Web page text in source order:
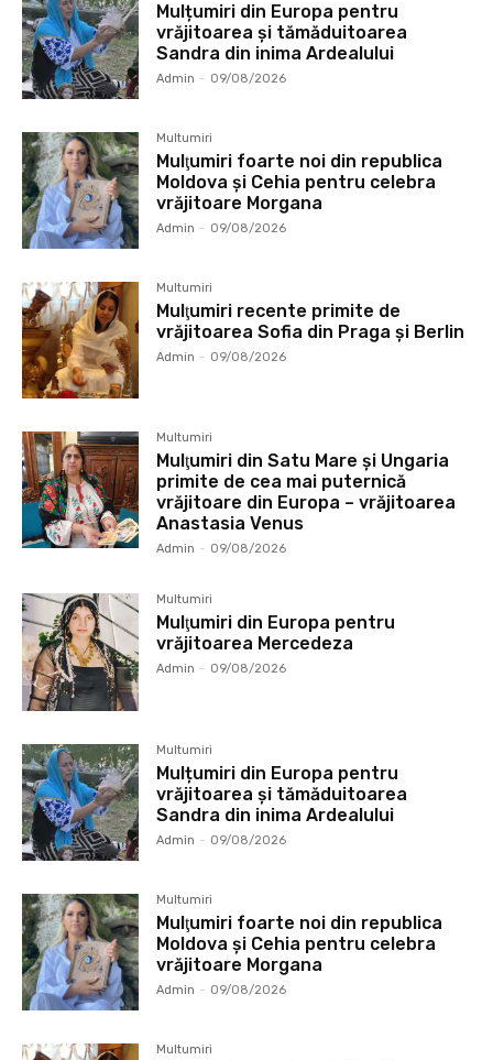
Mulțumiri din Europa pentru
vrăjitoarea și tămăduitoarea
Sandra din inima Ardealului
Admin - 09/08/2026
Multumiri
Mulţumiri foarte noi din republica
Moldova și Cehia pentru celebra
vrăjitoare Morgana
Admin - 09/08/2026
Multumiri
Mulţumiri recente primite de
vrăjitoarea Sofia din Praga și Berlin
Admin - 09/08/2026
Multumiri
Mulţumiri din Satu Mare și Ungaria
primite de cea mai puternică
vrăjitoare din Europa – vrăjitoarea
Anastasia Venus
Admin - 09/08/2026
Multumiri
Mulţumiri din Europa pentru
vrăjitoarea Mercedeza
Admin - 09/08/2026
Multumiri
Mulțumiri din Europa pentru
vrăjitoarea și tămăduitoarea
Sandra din inima Ardealului
Admin - 09/08/2026
Multumiri
Mulţumiri foarte noi din republica
Moldova și Cehia pentru celebra
vrăjitoare Morgana
Admin - 09/08/2026
Multumiri